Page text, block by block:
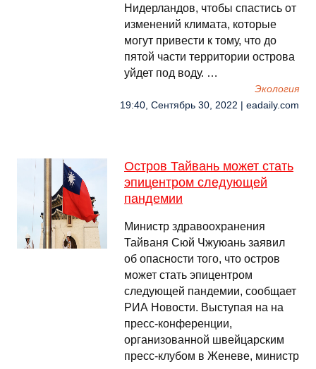
Нидерландов, чтобы спастись от
изменений климата, которые
могут привести к тому, что до
пятой части территории острова
уйдет под воду. …
Экология
19:40, Сентябрь 30, 2022 | eadaily.com
Остров Тайвань может стать
эпицентром следующей
пандемии
Министр здравоохранения
Тайваня Сюй Чжуюань заявил
об опасности того, что остров
может стать эпицентром
следующей пандемии, сообщает
РИА Новости. Выступая на на
пресс-конференции,
организованной швейцарским
пресс-клубом в Женеве, министр